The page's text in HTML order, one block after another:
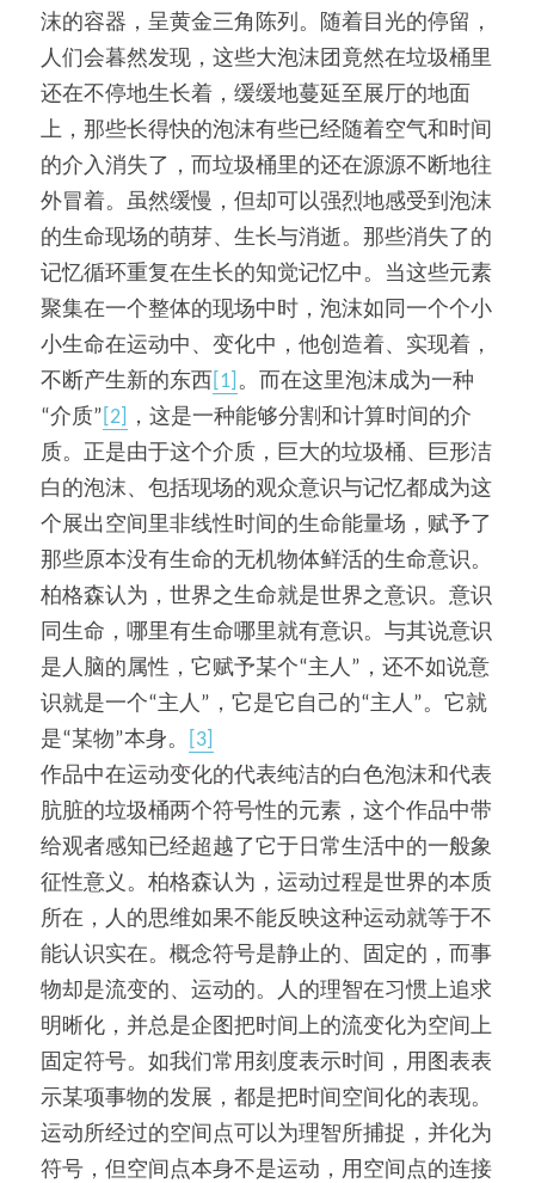
沫的容器，呈黄金三角陈列。随着目光的停留，
人们会暮然发现，这些大泡沫团竟然在垃圾桶里
还在不停地生长着，缓缓地蔓延至展厅的地面
上，那些长得快的泡沫有些已经随着空气和时间
的介入消失了，而垃圾桶里的还在源源不断地往
外冒着。虽然缓慢，但却可以强烈地感受到泡沫
的生命现场的萌芽、生长与消逝。那些消失了的
记忆循环重复在生长的知觉记忆中。当这些元素
聚集在一个整体的现场中时，泡沫如同一个个小
小生命在运动中、变化中，他创造着、实现着，
不断产生新的东西 [1] 。而在这里泡沫成为一种
“介质” [2]
，这是一种能够分割和计算时间的介
质。正是由于这个介质，巨大的垃圾桶、巨形洁
白的泡沫、包括现场的观众意识与记忆都成为这
个展出空间里非线性时间的生命能量场，赋予了
那些原本没有生命的无机物体鲜活的生命意识。
柏格森认为，世界之生命就是世界之意识。意识
同生命，哪里有生命哪里就有意识。与其说意识
是人脑的属性，它赋予某个“主人”，还不如说意
识就是一个“主人”，它是它自己的“主人”。它就
是“某物”本身。
[3]
作品中在运动变化的代表纯洁的白色泡沫和代表
肮脏的垃圾桶两个符号性的元素，这个作品中带
给观者感知已经超越了它于日常生活中的一般象
征性意义。柏格森认为，运动过程是世界的本质
所在，人的思维如果不能反映这种运动就等于不
能认识实在。概念符号是静止的、固定的，而事
物却是流变的、运动的。人的理智在习惯上追求
明晰化，并总是企图把时间上的流变化为空间上
固定符号。如我们常用刻度表示时间，用图表表
示某项事物的发展，都是把时间空间化的表现。
运动所经过的空间点可以为理智所捕捉，并化为
符号，但空间点本身不是运动，用空间点的连接